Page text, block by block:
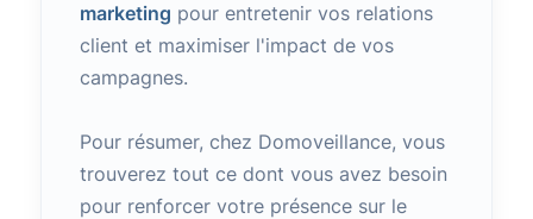
marketing pour entretenir vos relations
client et maximiser l'impact de vos
campagnes.
Pour résumer, chez Domoveillance, vous
trouverez tout ce dont vous avez besoin
pour renforcer votre présence sur le